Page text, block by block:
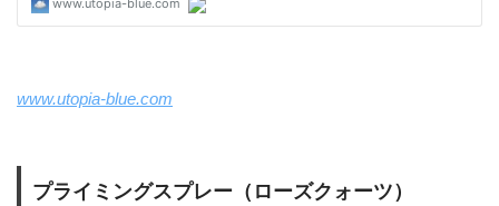
www.utopia-blue.com
プライミングスプレー（ローズクォーツ）